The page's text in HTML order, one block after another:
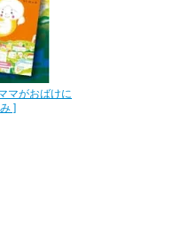
マがおばけに
]